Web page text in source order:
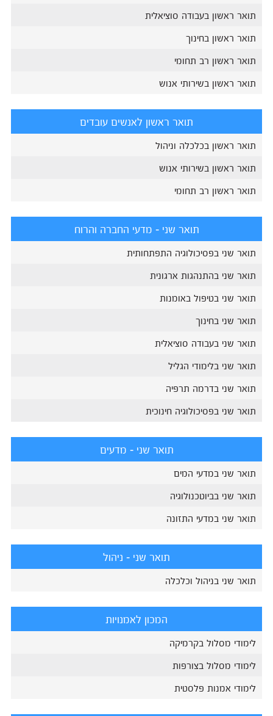
תואר ראשון בעבודה סוציאלית
תואר ראשון בחינוך
תואר ראשון רב תחומי
תואר ראשון בשירותי אנוש
תואר ראשון לאנשים עובדים
תואר ראשון בכלכלה וניהול
תואר ראשון בשירותי אנוש
תואר ראשון רב תחומי
תואר שני - מדעי החברה והרוח
תואר שני בפסיכולוגיה התפתחותית
תואר שני בהתנהגות ארגונית
תואר שני בטיפול באומנות
תואר שני בחינוך
תואר שני בעבודה סוציאלית
תואר שני בלימודי הגליל
תואר שני בדרמה תרפיה
תואר שני בפסיכולוגיה חינוכית
תואר שני - מדעים
תואר שני במדעי המים
תואר שני בביוטכנולוגיה
תואר שני במדעי התזונה
תואר שני - ניהול
תואר שני בניהול וכלכלה
המכון לאמנויות
לימודי מסלול בקרמיקה
לימודי מסלול בצורפות
לימודי אמנות פלסטית